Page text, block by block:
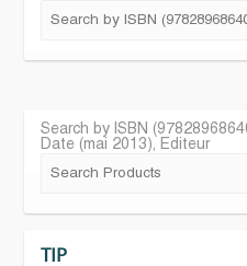
Search by ISBN
Date (mai 2013), Editeur
TIP